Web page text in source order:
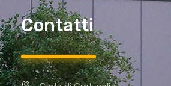
Contatti